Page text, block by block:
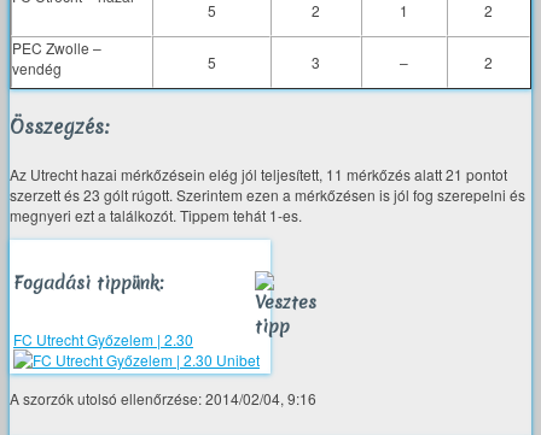
5 2 1
2
PEC Zwolle –
vendég
5 3 – 2
Összegzés:
Az Utrecht hazai mérkőzésein elég jól teljesített, 11 mérkőzés alatt 21 pontot
szerzett és 23 gólt rúgott. Szerintem ezen a mérkőzésen is jól fog szerepelni és
megnyeri ezt a találkozót. Tippem tehát 1-es.
Fogadási tippünk:
FC Utrecht Győzelem | 2.30
A szorzók utolsó ellenőrzése: 2014/02/04, 9:16